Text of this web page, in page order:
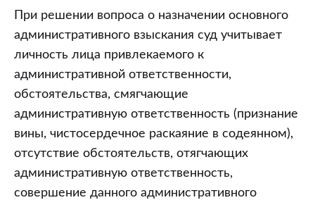
При решении вопроса о назначении основного
административного взыскания суд учитывает
личность лица привлекаемого к
административной ответственности,
обстоятельства, смягчающие
административную ответственность (признание
вины, чистосердечное раскаяние в содеянном),
отсутствие обстоятельств, отягчающих
административную ответственность,
совершение данного административного